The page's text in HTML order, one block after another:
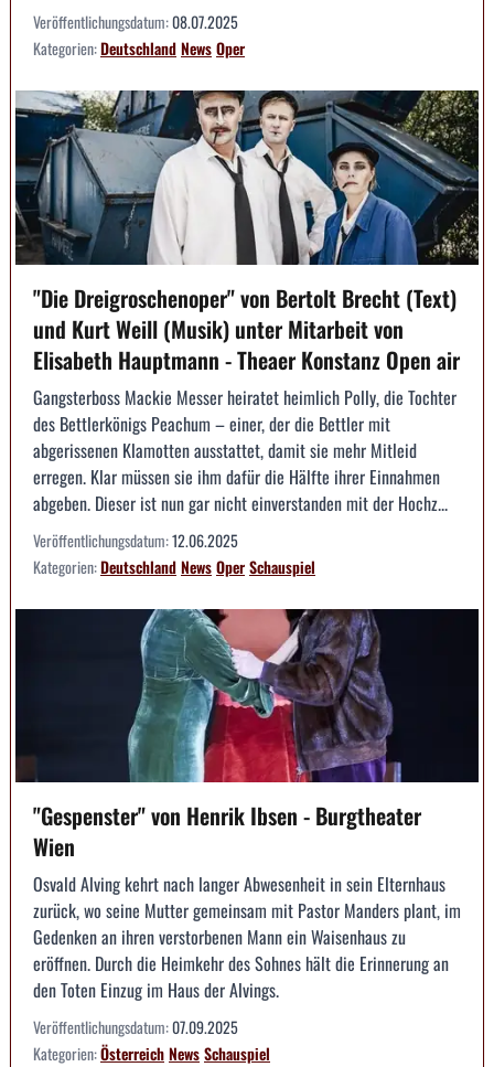
Veröffentlichungsdatum:08.07.2025
Kategorien:DeutschlandNewsOper
"Die Dreigroschenoper" von Bertolt Brecht (Text)
und Kurt Weill (Musik) unter Mitarbeit von
Elisabeth Hauptmann - Theaer Konstanz Open air
Gangsterboss Mackie Messer heiratet heimlich Polly, die Tochter
des Bettlerkönigs Peachum – einer, der die Bettler mit
abgerissenen Klamotten ausstattet, damit sie mehr Mitleid
erregen. Klar müssen sie ihm dafür die Hälfte ihrer Einnahmen
abgeben. Dieser ist nun gar nicht einverstanden mit der Hochz...
Veröffentlichungsdatum:12.06.2025
Kategorien:DeutschlandNewsOperSchauspiel
"Gespenster" von Henrik Ibsen - Burgtheater
Wien
Osvald Alving kehrt nach langer Abwesenheit in sein Elternhaus
zurück, wo seine Mutter gemeinsam mit Pastor Manders plant, im
Gedenken an ihren verstorbenen Mann ein Waisenhaus zu
eröffnen. Durch die Heimkehr des Sohnes hält die Erinnerung an
den Toten Einzug im Haus der Alvings.
Veröffentlichungsdatum:07.09.2025
Kategorien:ÖsterreichNewsSchauspiel